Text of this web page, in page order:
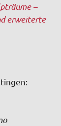
–
erweiterte